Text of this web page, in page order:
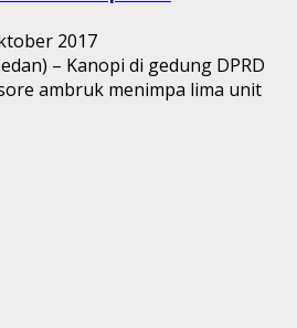
2017
– Kanopi di gedung DPRD
ambruk menimpa lima unit